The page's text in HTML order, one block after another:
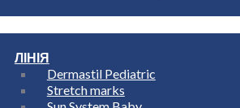
ЛІНІЯ
Dermastil Pediatric
Stretch marks